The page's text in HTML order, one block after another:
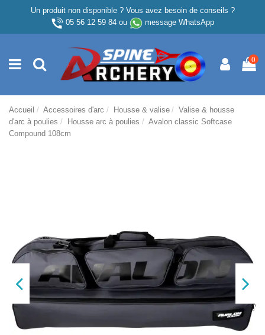
Un produit non disponible ? Vous avez besoin de conseils ?
05 56 12 59 84ou message WhatsApp
0
Accueil Accessoires d'arc Housse & valise
Valise & housse
d'arc à poulies
Housse arc à poulies
Avalon classic Softcase
Compound 108cm